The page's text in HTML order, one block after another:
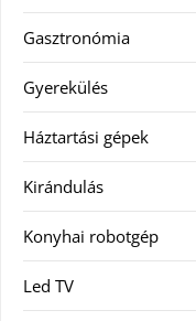
Gasztronómia
Gyerekülés
Háztartási gépek
Kirándulás
Konyhai robotgép
Led TV